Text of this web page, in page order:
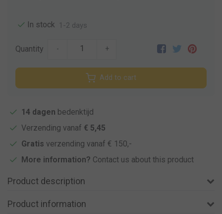
In stock 1-2 days
Quantity - +
Add to cart
14 dagen bedenktijd
Verzending vanaf € 5,45
Gratis verzending vanaf € 150,-
More information? Contact us about this product
Product description
Product information